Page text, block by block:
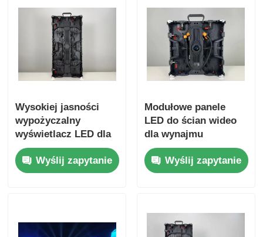
Wysokiej jasności
wypożyczalny
wyświetlacz LED dla
wydarzeń
wewnętrznych i
zewnętrznych z Guid
Wyślij zapytanie
Modułowe panele
LED do ścian wideo
dla wynajmu
scenicznego i tras
koncertowych
Wyślij zapytanie